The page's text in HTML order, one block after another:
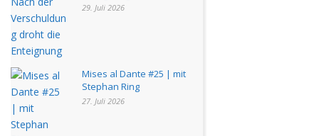
29. Juli 2026
Mises al Dante #25 | mit
Stephan Ring
27. Juli 2026